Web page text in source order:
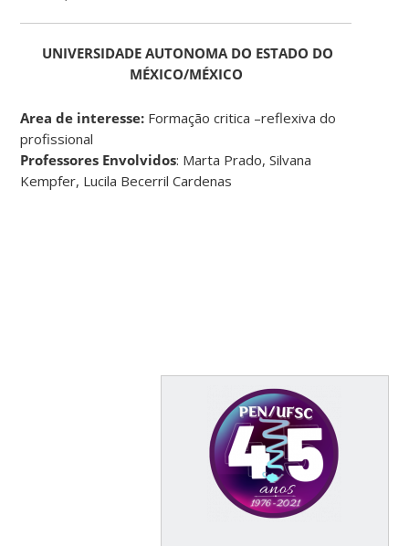
UNIVERSIDADE AUTONOMA DO ESTADO DO
MÉXICO/MÉXICO
Area de interesse: Formação critica –reflexiva do
profissional
Professores Envolvidos: Marta Prado, Silvana
Kempfer, Lucila Becerril Cardenas